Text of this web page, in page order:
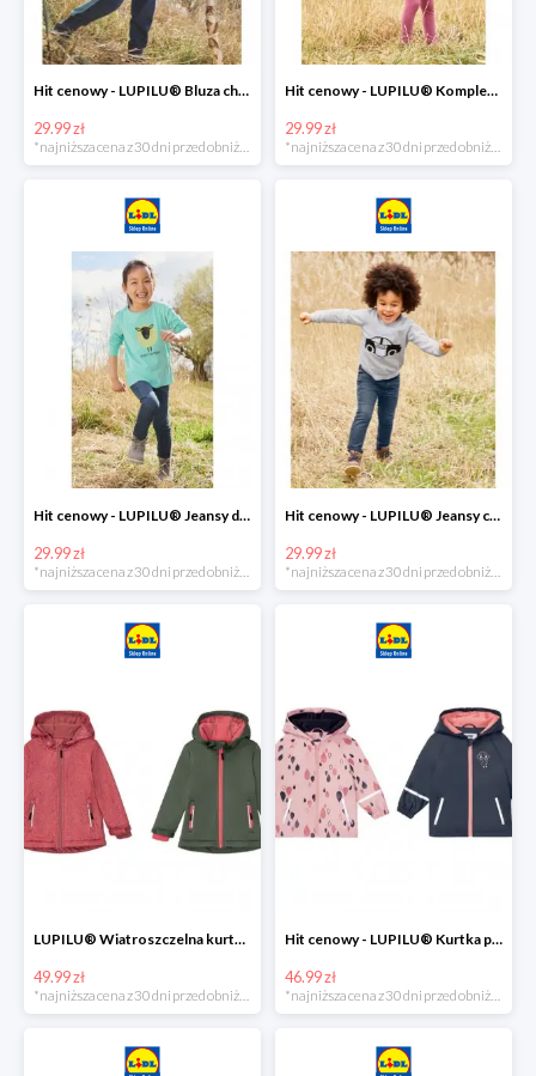
Hit cenowy - LUPILU® Bluza chłopięca w stylu college
29.99 zł
*najniższa cena z 30 dni przed obniżką
Hit cenowy - LUPILU® Komplet dziewczęcy (sukienka + legginsy)
29.99 zł
*najniższa cena z 30 dni przed obniżką
Hit cenowy - LUPILU® Jeansy dziewczęce slim fit
29.99 zł
Hit cenowy - LUPILU® Jeansy chłopięce slim fit
29.99 zł
LUPILU® Wiatroszczelna kurtka dziecięca softshell, 1 sztuka
49.99 zł
Hit cenowy - LUPILU® Kurtka przeciwdeszczowa dziewczęca, 1 sztuka
46.99 zł